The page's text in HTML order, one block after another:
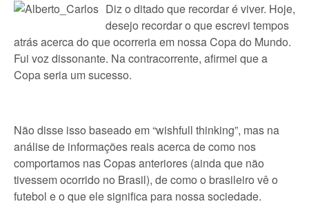
Diz o ditado que recordar é viver. Hoje,
desejo recordar o que escrevi tempos
atrás acerca do que ocorreria em nossa Copa do Mundo.
Fui voz dissonante. Na contracorrente, afirmei que a
Copa seria um sucesso.
Não disse isso baseado em “wishfull thinking”, mas na
análise de informações reais acerca de como nos
comportamos nas Copas anteriores (ainda que não
tivessem ocorrido no Brasil), de como o brasileiro vê o
futebol e o que ele significa para nossa sociedade.